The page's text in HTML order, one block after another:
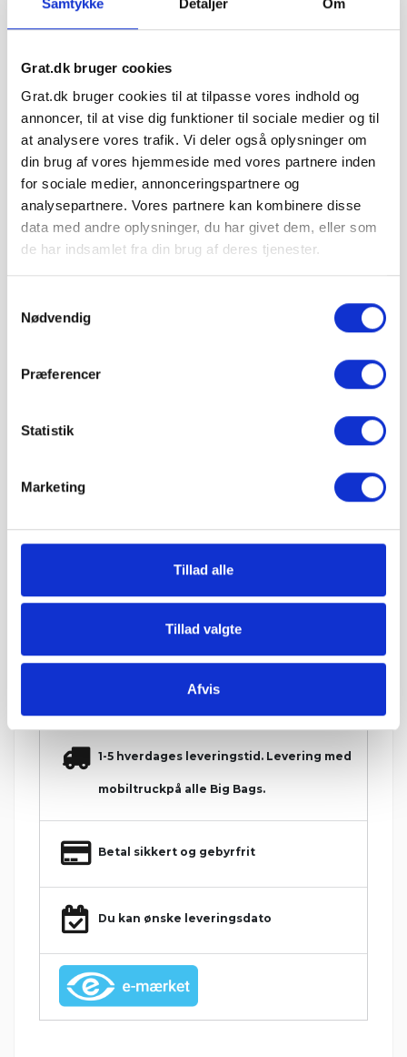
Grat.dk bruger cookies
Grat.dk bruger cookies til at tilpasse vores indhold og
annoncer, til at vise dig funktioner til sociale medier og til
at analysere vores trafik. Vi deler også oplysninger om
din brug af vores hjemmeside med vores partnere inden
for sociale medier, annonceringspartnere og
analysepartnere. Vores partnere kan kombinere disse
data med andre oplysninger, du har givet dem, eller som
de har indsamlet fra din brug af deres tjenester.
Nødvendig
Præferencer
Statistik
Marketing
Tillad alle
Tillad valgte
Afvis
I ALT 5.736,83 kr. inkl. moms
⏱ Afsendes førstkommende hverdag (man 10.
august)
Leveres til kantsten · Tilkøb aflæsning med
medbringertruck/kran i kurven
🚚 Se fragtpris til dit område: Vis
pris 5.736,83 kr.
Inkl. moms
IBF Fugesand leveres på paller.
Vægt pr. stk.:
Levering & IBF Paller:
Fra 8 paller: Gratis!
Konkurrencedygtige priser
1-5 hverdages leveringstid. Levering med
mobiltruckpå alle Big Bags.
Betal sikkert og gebyrfrit
Du kan ønske leveringsdato